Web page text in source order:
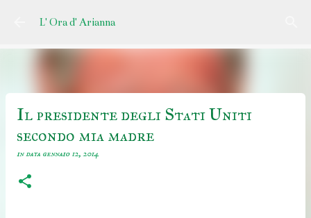
Passa ai contenuti principali
L' Ora d' Arianna
Il presidente degli Stati Uniti
secondo mia madre
in data gennaio 12, 2014